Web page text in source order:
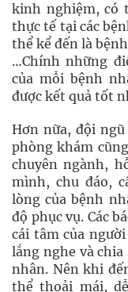
kinh nghiệm, có
thực tế tại các
thể kể đến là
…Chính những
của mỗi bệnh
được kết quả tốt
Hơn nữa, đội
phòng khám
chuyên ngành,
mình, chu đáo,
lòng của bệnh
độ phục vụ. Các
cái tâm của
lắng nghe và
nhân. Nên khi
thể thoải mái,